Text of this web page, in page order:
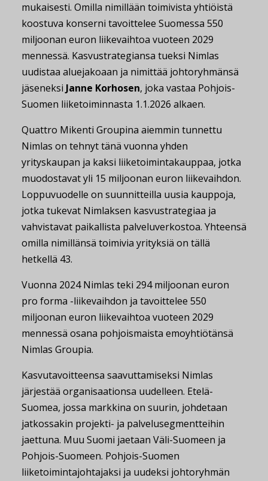
mukaisesti. Omilla nimillään toimivista yhtiöistä
koostuva konserni tavoittelee Suomessa 550
miljoonan euron liikevaihtoa vuoteen 2029
mennessä. Kasvustrategiansa tueksi Nimlas
uudistaa aluejakoaan ja nimittää johtoryhmänsä
jäseneksi Janne Korhosen, joka vastaa Pohjois-
Suomen liiketoiminnasta 1.1.2026 alkaen.
Quattro Mikenti Groupina aiemmin tunnettu
Nimlas on tehnyt tänä vuonna yhden
yrityskaupan ja kaksi liiketoimintakauppaa, jotka
muodostavat yli 15 miljoonan euron liikevaihdon.
Loppuvuodelle on suunnitteilla uusia kauppoja,
jotka tukevat Nimlaksen kasvustrategiaa ja
vahvistavat paikallista palveluverkostoa. Yhteensä
omilla nimillänsä toimivia yrityksiä on tällä
hetkellä 43.
Vuonna 2024 Nimlas teki 294 miljoonan euron
pro forma -liikevaihdon ja tavoittelee 550
miljoonan euron liikevaihtoa vuoteen 2029
mennessä osana pohjoismaista emoyhtiötänsä
Nimlas Groupia.
Kasvutavoitteensa saavuttamiseksi Nimlas
järjestää organisaationsa uudelleen. Etelä-
Suomea, jossa markkina on suurin, johdetaan
jatkossakin projekti- ja palvelusegmentteihin
jaettuna. Muu Suomi jaetaan Väli-Suomeen ja
Pohjois-Suomeen. Pohjois-Suomen
liiketoimintajohtajaksi ja uudeksi johtoryhmän